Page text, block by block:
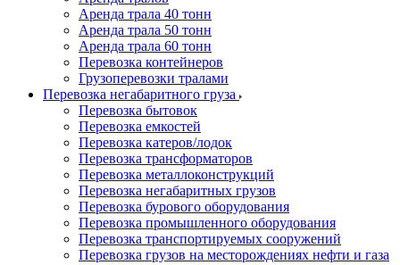
Аренда трала 40 тонн
Аренда трала 50 тонн
Аренда трала 60 тонн
Перевозка контейнеров
Грузоперевозки тралами
Перевозка негабаритного груза
Перевозка бытовок
Перевозка емкостей
Перевозка катеров/лодок
Перевозка трансформаторов
Перевозка металлоконструкций
Перевозка негабаритных грузов
Перевозка бурового оборудования
Перевозка промышленного оборудования
Перевозка транспортируемых сооружений
Перевозка грузов на месторождениях нефти и газа